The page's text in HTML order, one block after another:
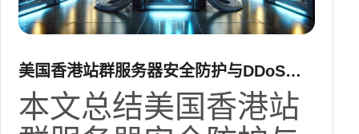
美国香港站群服务器安全防护与DDoS防
御部署要点
本文总结美国香港站